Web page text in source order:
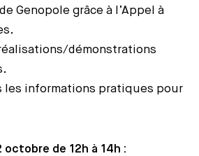
Genopole grâce à l’Appel à
démonstrations
les informations pratiques pour
octobre de 12h à 14h :